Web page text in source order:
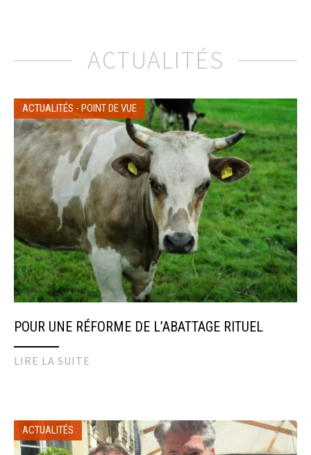
ACTUALITÉS
ACTUALITÉS - POINT DE VUE
POUR UNE RÉFORME DE L’ABATTAGE RITUEL
LIRE LA SUITE
ACTUALITÉS